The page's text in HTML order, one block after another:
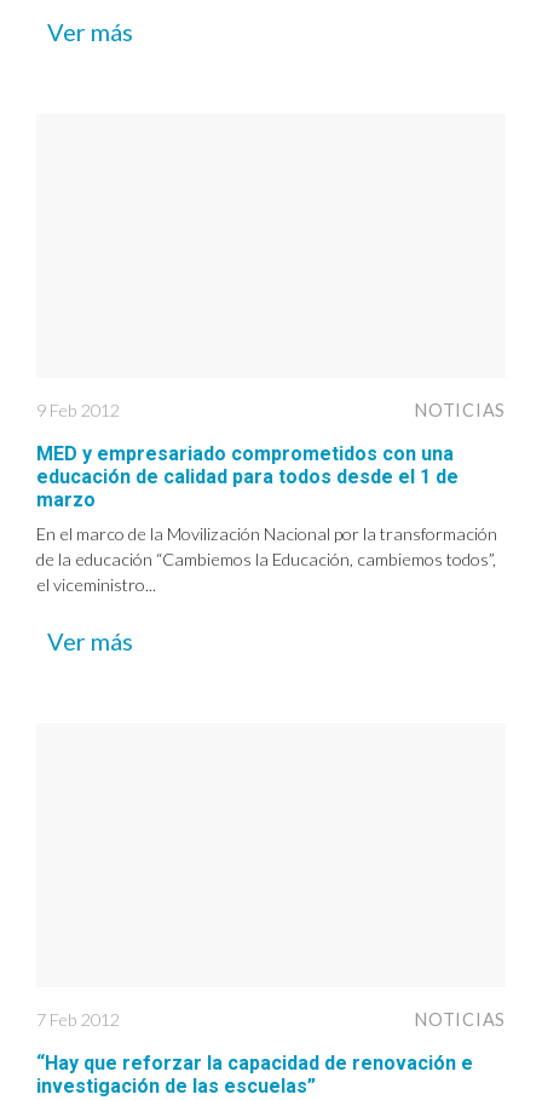
Ver más
9 Feb 2012 NOTICIAS
MED y empresariado comprometidos con una
educación de calidad para todos desde el 1 de
marzo
En el marco de la Movilización Nacional por la transformación
de la educación “Cambiemos la Educación, cambiemos todos”,
el viceministro...
Ver más
7 Feb 2012 NOTICIAS
“Hay que reforzar la capacidad de renovación e
investigación de las escuelas”